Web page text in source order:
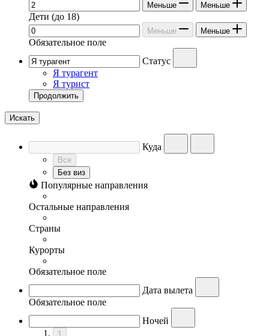
Меньше Меньше
Дети (до 18)
Меньше Меньше
Обязательное поле
Статус
Я турагент
Я турист
Продолжить
Искать
Куда
Все
Без виз
Популярные направления
Остальные направления
Страны
Курорты
Обязательное поле
Дата вылета
Обязательное поле
Ночей
1